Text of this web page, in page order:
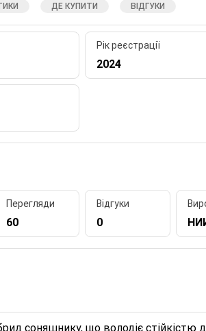
ДЕ КУПИТИ ВІДГУКИ
Рік реєстрації
2024
Перегляди
60
Відгуки
0
соняшнику, що володіє стійкістю